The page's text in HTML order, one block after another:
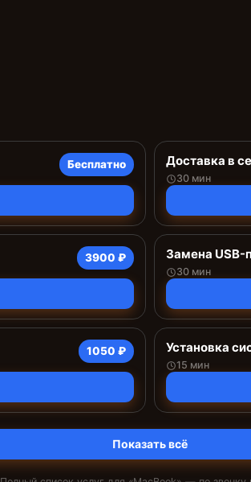
Бесплатно Доставка в
30 мин
3900 ₽ Замена USB-
30 мин
1050 ₽ Установка
15 мин
Показать всё